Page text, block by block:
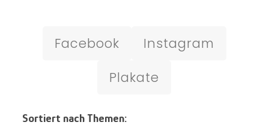
Facebook
Instagram
Plakate
Sortiert nach Themen: